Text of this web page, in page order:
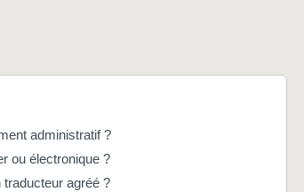
administratif ?
ou électronique ?
agréé ?